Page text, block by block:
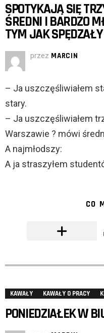
SPOTYKAJĄ SIĘ
ŚREDNI I BARDZO
TYM JAK
przez MARCIN
– Ja uszczęśliwiałem
stary.
– Ja uszczęśliwiałem
Warszawie ? mówi
A najmłodszy:
A ja straszyłem
CO
KAWAŁY KAWAŁY O PRACY
PONIEDZIAŁEK W